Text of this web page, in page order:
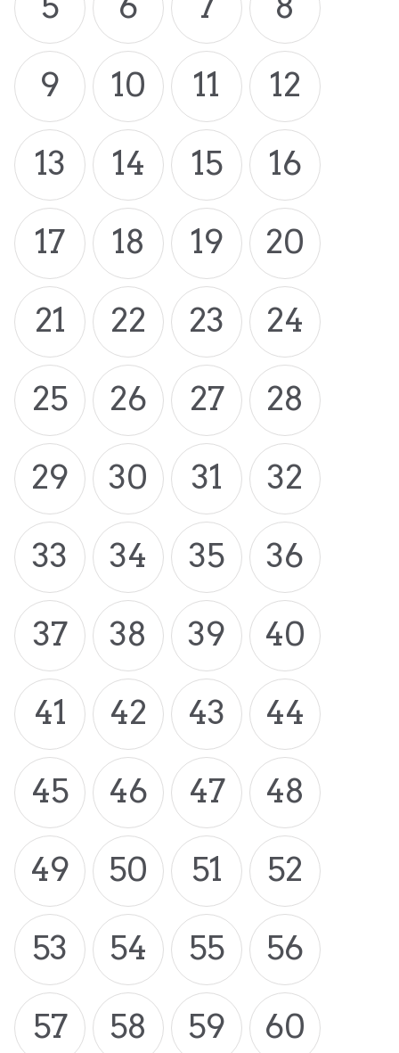
9
10 11
12
13
14 15
16
17
18 19
20
21
22 23
24
25
26 27
28
29
30 31
32
33
34 35
36
37
38 39
40
41
42 43
44
45
46 47
48
49
50 51
52
53
54 55
56
57
58 59 60